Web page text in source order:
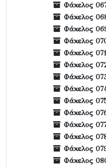
Φάκελος
Φάκελος
Φάκελος
Φάκελος
Φάκελος 071
Φάκελος
Φάκελος
Φάκελος
Φάκελος
Φάκελος
Φάκελος
Φάκελος
Φάκελος
Φάκελος